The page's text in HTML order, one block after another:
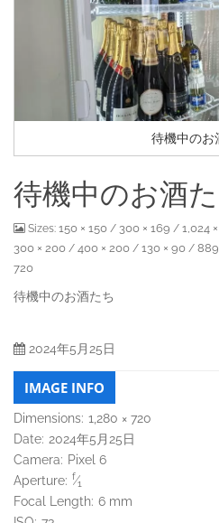
待機中のお
待機中のお酒
Sizes: 150 × 150 / 300 × 169 / 1,024
300 × 200 / 400 × 200 / 130 × 90 /
720
待機中のお酒たち
2024年5月25日
IMAGE INFO
Dimensions: 1,280 × 720
Date: 2024年5月25日
Camera: Pixel 6
Aperture: f⁄1
Focal Length: 6 mm